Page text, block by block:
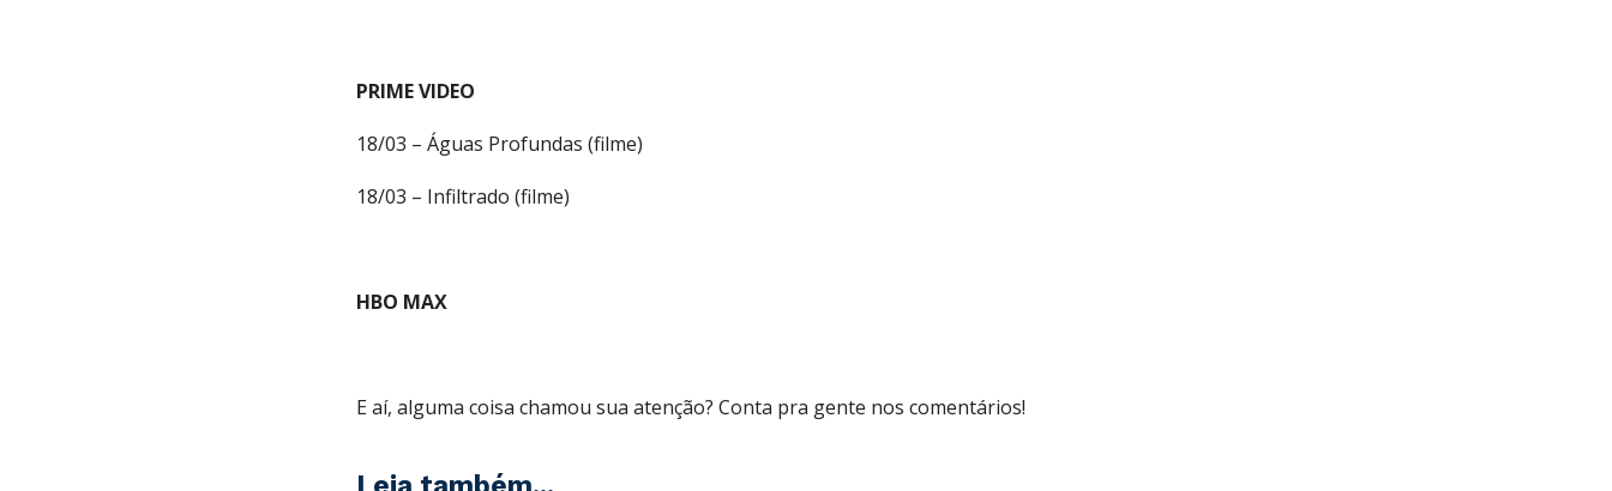
PRIME VIDEO
18/03 – Águas Profundas (filme)
18/03 – Infiltrado (filme)
HBO MAX
E aí, alguma coisa chamou sua atenção? Conta pra gente nos comentários!